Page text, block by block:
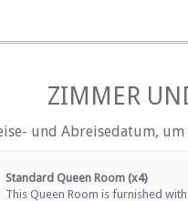
GELÄNDE
ZIMMER
und Abreisedatum,
Standard Queen Room (x4)
This Queen Room is furnished